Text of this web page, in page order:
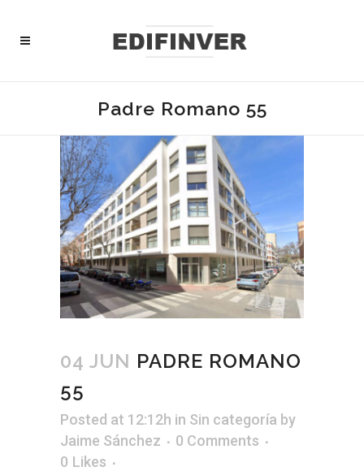
Padre Romano 55
04 JUN PADRE ROMANO
55
Posted at 12:12h in Sin categoría by
Jaime Sánchez
0 Comments
0 Likes